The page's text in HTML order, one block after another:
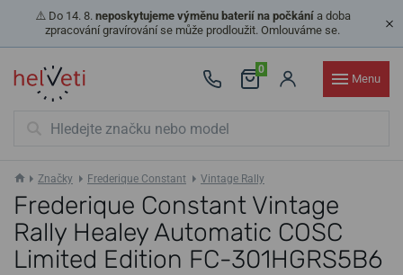
⚠️ Do 14. 8. neposkytujeme výměnu baterií na počkánía doba
zpracování gravírování se může prodloužit. Omlouváme se.
0
Menu
Značky Frederique Constant Vintage Rally
Frederique Constant Vintage
Rally Healey Automatic COSC
Limited Edition FC-301HGRS5B6